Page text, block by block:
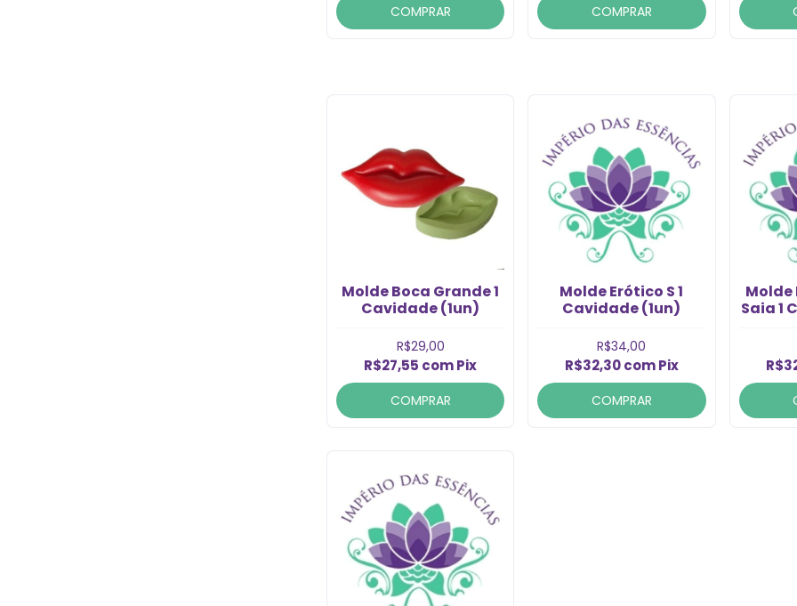
COMPRAR COMPRAR
Molde Boca Grande 1
Cavidade (1un)
R$29,00
R$27,55 comPix
COMPRAR
Molde Erótico S 1
Cavidade (1un)
R$34,00
R$32,30comPix
COMPRAR
Molde
Saia 1